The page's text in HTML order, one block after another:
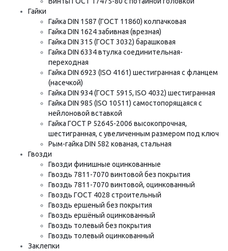
Гайки
Гайка DIN 1587 (ГОСТ 11860) колпачковая
Гайка DIN 1624 забивная (врезная)
Гайка DIN 315 (ГОСТ 3032) барашковая
Гайка DIN 6334 втулка соединительная-
переходная
Гайка DIN 6923 (ISO 4161) шестигранная с фланцем
(насечкой)
Гайка DIN 934 (ГОСТ 5915, ISO 4032) шестигранная
Гайка DIN 985 (ISO 10511) самостопорящаяся с
нейлоновой вставкой
Гайка ГОСТ Р 52645-2006 высокопрочная,
шестигранная, с увеличенным размером под ключ
Рым-гайка DIN 582 кованая, стальная
Гвозди
Гвозди финишные оцинкованные
Гвоздь 7811-7070 винтовой без покрытия
Гвоздь 7811-7070 винтовой, оцинкованный
Гвоздь ГОСТ 4028 строительный
Гвоздь ершеный без покрытия
Гвоздь ершёный оцинкованный
Гвоздь толевый без покрытия
Гвоздь толевый оцинкованный
Заклепки